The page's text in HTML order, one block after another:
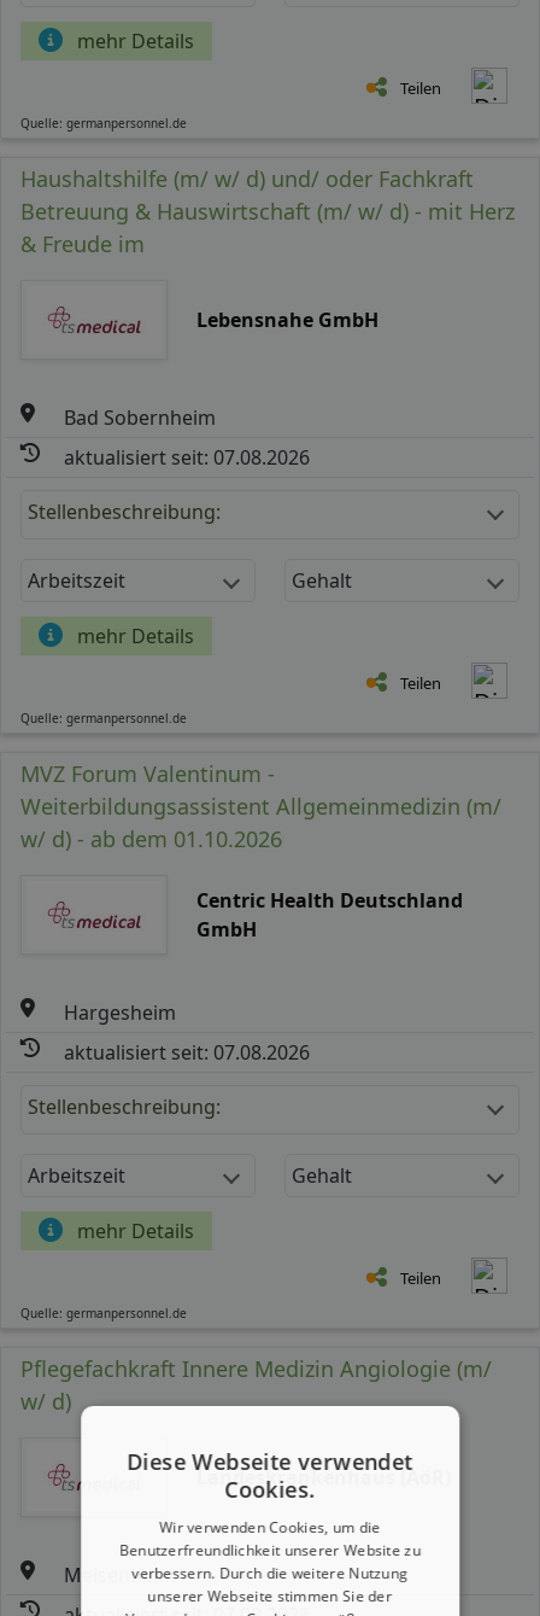
mehr Details
Teilen
Quelle: germanpersonnel.de
Haushaltshilfe (m/ w/ d) und/ oder Fachkraft
Betreuung & Hauswirtschaft (m/ w/ d) - mit Herz
& Freude im
Lebensnahe GmbH
Bad Sobernheim
aktualisiert seit: 07.08.2026
Stellenbeschreibung:
Arbeitszeit Gehalt
mehr Details
Teilen
Quelle: germanpersonnel.de
MVZ Forum Valentinum -
Weiterbildungsassistent Allgemeinmedizin (m/
w/ d) - ab dem 01.10.2026
Centric Health Deutschland
GmbH
Hargesheim
aktualisiert seit: 07.08.2026
Stellenbeschreibung:
Arbeitszeit Gehalt
mehr Details
Teilen
Quelle: germanpersonnel.de
Pflegefachkraft Innere Medizin Angiologie (m/
w/ d)
Landeskrankenhaus (AöR)
Meisenheim
Diese Webseite verwendet
Cookies.
Wir verwenden Cookies, um die
Benutzerfreundlichkeit unserer Website zu
verbessern. Durch die weitere Nutzung
unserer Webseite stimmen Sie der